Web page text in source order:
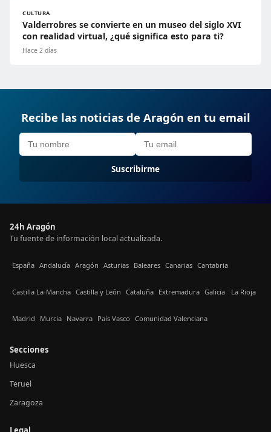
CULTURA
Valderrobres se convierte en un museo del siglo XVI
con realidad virtual, ¿qué significa esto para ti?
Hace 2 días
Recibe las noticias de Aragón en tu email
Suscribirme
24h Aragón
Tu fuente de información local actualizada.
España Andalucía Aragón Asturias Baleares Canarias Cantabria
Castilla La-Mancha Castilla y León Cataluña Extremadura Galicia La Rioja
Madrid Murcia Navarra País Vasco Comunidad Valenciana
Secciones
Huesca
Teruel
Zaragoza